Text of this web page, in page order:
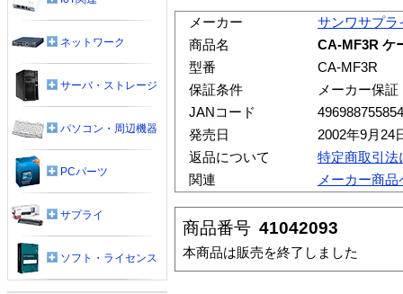
メーカー
サンワサプラ
商品名
CA-MF3R ケ
型番
CA-MF3R
保証条件
メーカー保証
JANコード
発売日
2002年9月24
返品について
特定商取引法
関連
メーカー商品
商品番号 41042093
本商品は販売を終了しました
ネットワーク
サーバ・ストレージ
パソコン・周辺機器
PCパーツ
サプライ
ソフト・ライセンス